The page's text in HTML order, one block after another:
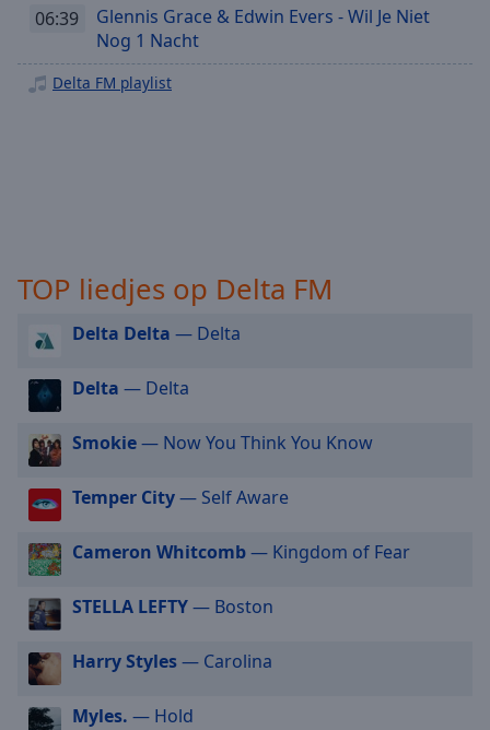
Descriptions
descriptions
off,
settings
dialog
subtitles
off
selected
Track
in-
Picture
This
modal
window.
Beginning
06:39
Glennis Grace & Edwin Evers - Wil Je Niet
Nog 1 Nacht
Delta FM playlist
TOP liedjes op Delta FM
Delta Delta — Delta
Delta — Delta
Smokie— Now You Think You Know
Temper City— Self Aware
Cameron Whitcomb— Kingdom of Fear
STELLA LEFTY— Boston
Harry Styles— Carolina
Myles. — Hold